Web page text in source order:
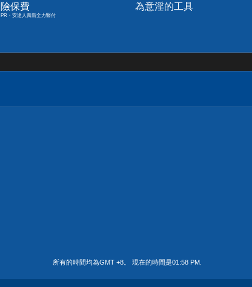
險保費
PR・安達人壽新全力醫付
為意淫的工具
所有的時間均為GMT +8。 現在的時間是01:58 PM